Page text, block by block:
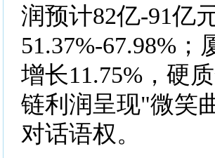
润预计82亿-91亿
51.37%-67.98%
增长11.75%，硬
链利润呈现"微笑
对话语权。